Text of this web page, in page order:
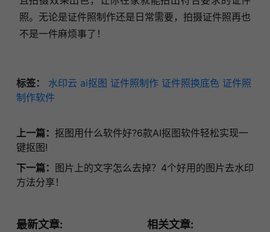
照。无论是证件照制作还是日常需要，拍摄证件照再也
不是一件麻烦事了！
标签： 水印云 ai抠图 证件照制作 证件照换底色 证件照
制作软件
上一篇： 抠图用什么软件好?6款AI抠图软件轻松实现一
键抠图!
下一篇： 图片上的文字怎么去掉？4个好用的图片去水印
方法分享！
最新文章: 相关文章: